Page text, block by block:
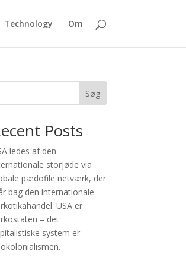
Technology Om
Søg
Posts
ledes af den
storjøde via
pædofile netværk, der
bag den internationale
USA er
– det
system er